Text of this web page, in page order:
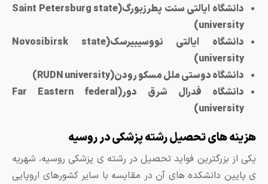
دانشگاه ایالتی سنت پطرزبورگ(Saint Petersburg state
university)
دانشگاه ایالتی نووسیبیرسک(Novosibirsk state
university)
دانشگاه دوستی ملل مسکو رودن(RUDN university)
دانشگاه فدرال شرق دور(Far Eastern federal
university)
های تحصیل رشته پزشکی در روسیه
از بزرگترین فواید تحصیل در رشته ی پزشکی روسیه، شهریه
پایین دانشکده های آن در مقایسه با سایر کشورهای اروپایی